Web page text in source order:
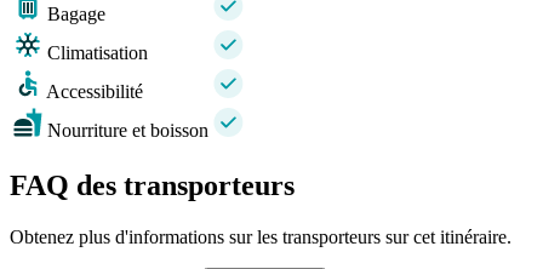
Bagage
Climatisation
Accessibilité
Nourriture et boisson
FAQ des transporteurs
Obtenez plus d'informations sur les transporteurs sur cet itinéraire.